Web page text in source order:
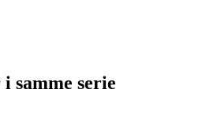
samme serie